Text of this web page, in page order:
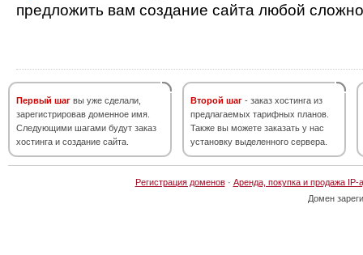
предложить вам создание сайта любой
Первый шаг вы уже сделали,
зарегистрировав доменное имя.
Следующими шагами будут заказ
хостинга и создание сайта.
Второй шаг - заказ хостинга из
предлагаемых тарифных планов.
Также вы можете заказать у нас
установку выделенного сервера.
Регистрация доменов· Аренда, покупка и продажа IP-
Домен